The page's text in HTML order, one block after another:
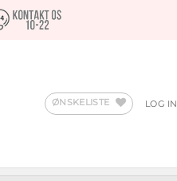
ØNSKELISTE LOG